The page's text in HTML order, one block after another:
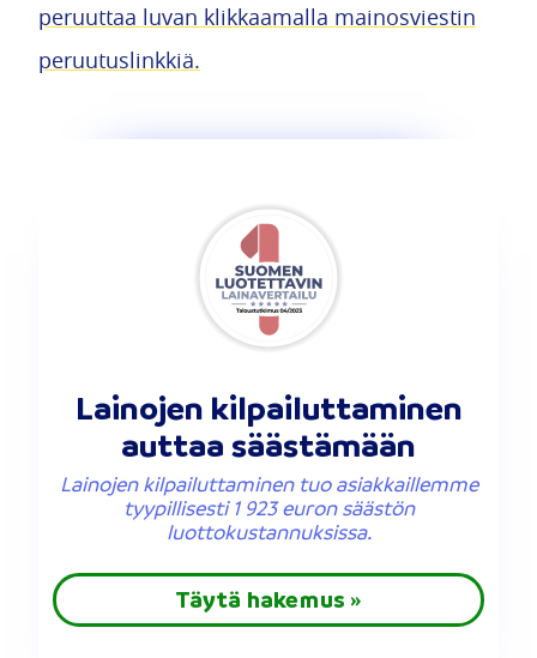
peruuttaa luvan klikkaamalla mainosviestin
peruutuslinkkiä.
Lainojen kilpailuttaminen
auttaa säästämään
Lainojen kilpailuttaminen tuo asiakkaillemme
tyypillisesti 1 923 euron säästön
luottokustannuksissa.
Täytä hakemus »